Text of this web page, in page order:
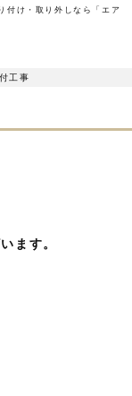
付け・取り外しなら「エア
工事
ます。